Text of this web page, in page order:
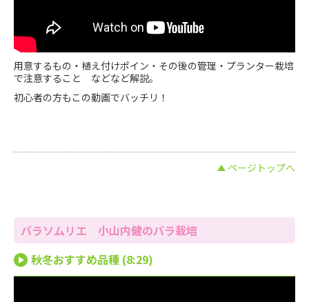
用意するもの・植え付けポイン・その後の管理・プランター栽培
で注意すること などなど解説。
初心者の方もこの動画でバッチリ！
ページトップへ
バラソムリエ 小山内健のバラ栽培
秋冬おすすめ品種 (8:29)